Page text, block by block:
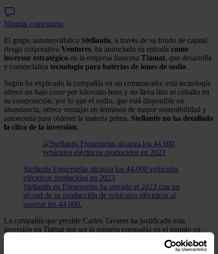
Ningún comentario
El grupo automovilístico Stellantis, a través de su fondo de capital
riesgo corporativo Ventures, ha anunciado su entrada como
inversor estratégico en la empresa francesa Tiamat, que desarrolla
y comercializa tecnología para baterías de iones de sodio.
Según ha explicado la compañía en un comunicado, esta tecnología
ofrece un bajo coste por kilovatio-hora y no lleva litio ni cobalto en
su composición, por lo que el sodio, que está disponible en
abundancia, ofrece ventajas en términos de mayor sostenibilidad y
autonomía para obtener la materia prima. Stellantis no ha detallado
la cifra de la inversión.
Stellantis Figueruelas alcanza los 44.000 vehículos
eléctricos producidos en 2023
Stellantis en Figueruelas ha cerrado el 2023 con un
récord de su producción de vehículos eléctricos al
superar los 44.000.
La compañía que preside Carlos Tavares ha justificado esta
inversión en Tiamat por ser la primera compañía en el mundo en
comercializar esta
electrificado, así
como por haber sido una de las 11 starups galardonadas con un